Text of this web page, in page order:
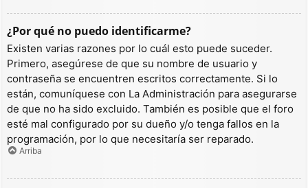
¿Por qué no puedo identificarme?
Existen varias razones por lo cuál esto puede suceder.
Primero, asegúrese de que su nombre de usuario y
contraseña se encuentren escritos correctamente. Si lo
están, comuníquese con La Administración para asegurarse
de que no ha sido excluido. También es posible que el foro
esté mal configurado por su dueño y/o tenga fallos en la
programación, por lo que necesitaría ser reparado.
Arriba